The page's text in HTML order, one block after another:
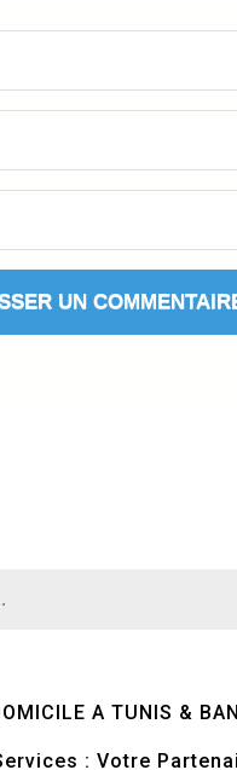
A TUNIS &
: Votre